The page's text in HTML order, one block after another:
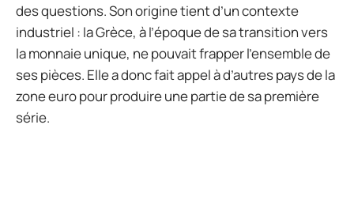
des questions. Son origine tient d’un contexte
industriel : la Grèce, à l’époque de sa transition vers
la monnaie unique, ne pouvait frapper l’ensemble de
ses pièces. Elle a donc fait appel à d’autres pays de la
zone euro pour produire une partie de sa première
série.